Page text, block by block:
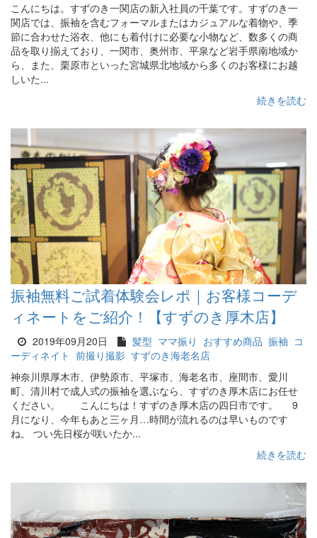
こんにちは。すずのき一関店の新入社員の千葉です。すずのき一
関店では、振袖を含むフォーマルまたはカジュアルな着物や、季
節に合わせた浴衣、他にも着付けに必要な小物など、数多くの商
品を取り揃えており、一関市、奥州市、平泉など岩手県南地域か
ら、また、栗原市といった宮城県北地域から多くのお客様にお越
しいた...
続きを読む
振袖無料ご試着体験会レポ｜お客様コーデ
ィネートをご紹介！【すずのき厚木店】
2019年09月20日 髪型 ママ振り おすすめ商品 振袖 コ
ーディネイト 前撮り撮影 すずのき海老名店
神奈川県厚木市、伊勢原市、平塚市、海老名市、座間市、愛川
町、清川村で成人式の振袖を選ぶなら、すずのき厚木店にお任せ
ください。 こんにちは！すずのき厚木店の四日市です。 9
月になり、今年もあと三ヶ月…時間が流れるのは早いものです
ね。 つい先日桜が咲いたか...
続きを読む